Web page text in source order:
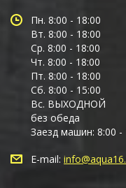
Пн. 8:00 - 18:00
Вт. 8:00 - 18:00
Ср. 8:00 - 18:00
Чт. 8:00 - 18:00
Пт. 8:00 - 18:00
Сб. 8:00 - 15:00
Вс. ВЫХОДНОЙ
без обеда
Заезд машин: 8:00 -
E-mail: